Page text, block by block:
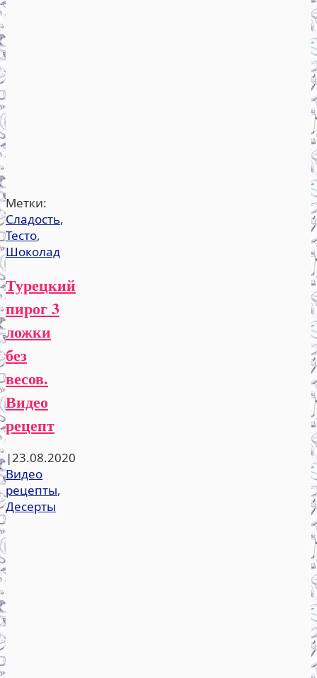
Метки:
Сладость,
Тесто,
Шоколад
Турецкий
пирог 3
ложки
без
весов.
Видео
рецепт
|23.08.2020
Видео
рецепты,
Десерты